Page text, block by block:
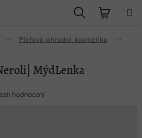
Hledat
Pleťová přírodní kosmetika
MýdLenka
hodnocení